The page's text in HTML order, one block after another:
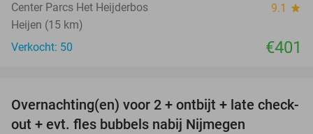
Center Parcs Het Heijderbos 9.1 star
Heijen (15 km)
Verkocht: 50
€401
53%
Overnachting(en) voor 2 + ontbijt + late check-
out + evt. fles bubbels nabij Nijmegen